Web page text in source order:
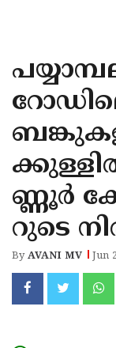
KANNUR
KASARAGOD
ണ്ണൂർ
റുടെ
ByAVANI MV Jun